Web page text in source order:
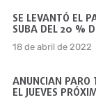
SE LEVANTÓ EL
SUBA DEL 20 %
18 de abril de 2022
ANUNCIAN PARO
EL JUEVES